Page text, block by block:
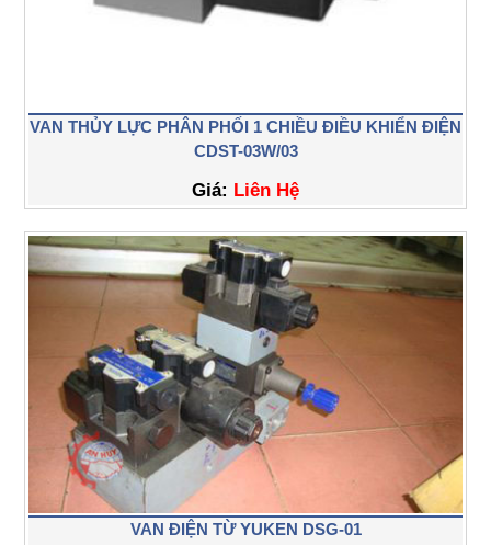
VAN THỦY LỰC PHÂN PHỐI 1 CHIỀU ĐIỀU KHIỂN ĐIỆN
CDST-03W/03
Giá: Liên Hệ
VAN ĐIỆN TỪ YUKEN DSG-01